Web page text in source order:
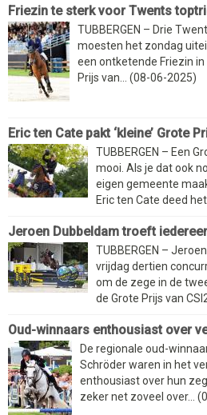
Friezin te sterk voor Twents
TUBBERGEN – Drie
moesten het zondag
een ontketende Friezin
Prijs van... (08-06-2025)
Eric ten Cate pakt ‘kleine’ Grote
TUBBERGEN – Een
mooi. Als je dat ook
eigen gemeente
Eric ten Cate deed
Jeroen Dubbeldam troeft
TUBBERGEN –
vrijdag dertien
om de zege in de
de Grote Prijs van
Oud-winnaars enthousiast over
De regionale oud-
Schröder waren in het
enthousiast over hun
zeker net zoveel over...